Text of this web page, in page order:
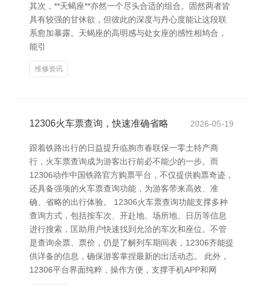
其次，**天蝎座**亦然一个尽头合适的组合。固然两者皆
具有较强的甘休欲，但彼此的深度与丹心度能让这段联
系愈加暴露。天蝎座的高明感与处女座的感性相鸠合，
能引
维修资讯
12306火车票查询，快速准确省略 2026-05-19
跟着铁路出行的日益提升临朐市春联保一零土特产商
行，火车票查询成为游客出行前必不能少的一步。而
12306动作中国铁路官方购票平台，不仅提供购票奇迹，
还具备强项的火车票查询功能，为游客带来高效、准
确、省略的出行体验。 12306火车票查询功能支撑多种
查询方式，包括按车次、开赴地、场所地、日历等信息
进行搜索，匡助用户快速找到允洽的车次和座位。不管
是查询余票、票价，仍是了解列车期间表，12306齐能提
供详备的信息，确保游客掌捏最新的出活动态。 此外，
12306平台界面纯粹，操作方便，支撑手机APP和网